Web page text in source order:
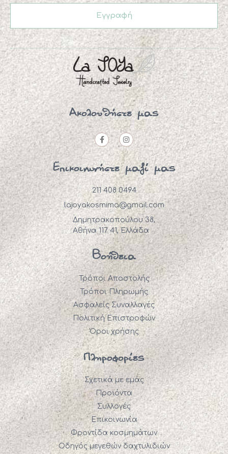
Εγγραφή
Ακολουθήστε μας
Επικοινωνήστε μαζί μας
211 408 0494
lajoyakosmima@gmail.com
Δημητρακοπούλου 38,
Αθήνα 117 41, Ελλάδα
Βοήθεια
Τρόποι Αποστολής
Τρόποι Πληρωμής
Ασφαλείς Συναλλαγές
Πολιτική Επιστροφών
Όροι χρήσης
Πληροφορίες
Σχετικά με εμάς
Προϊόντα
Συλλογές
Επικοινωνία
Φροντίδα κοσμημάτων
Οδηγός μεγεθών δαχτυλιδιών